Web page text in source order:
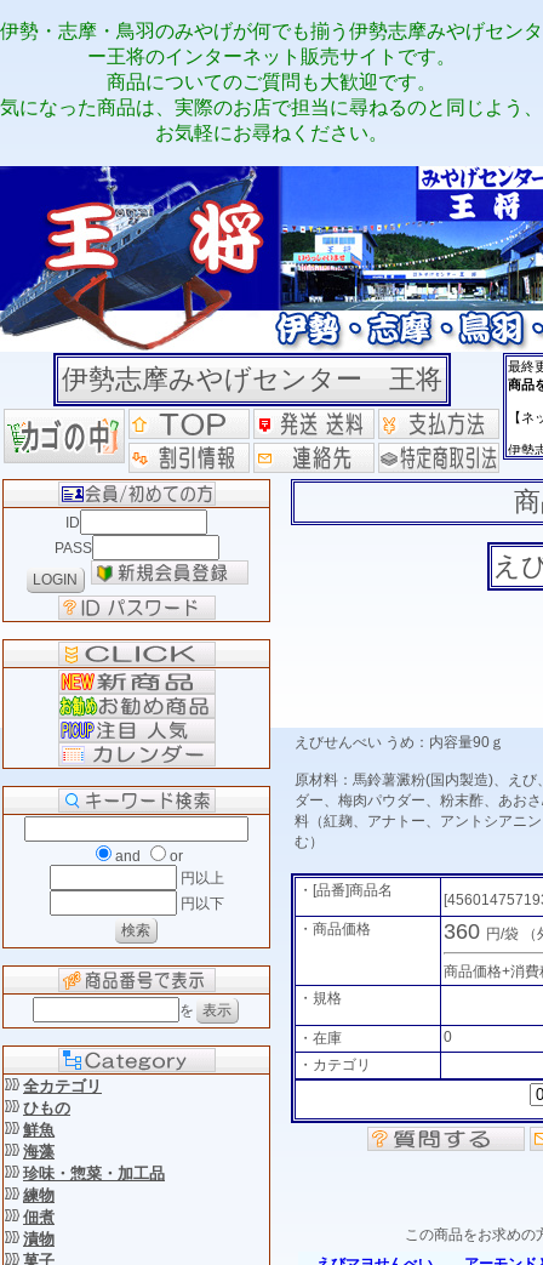
伊勢・志摩・鳥羽のみやげが何でも揃う伊勢志摩みやげセンタ
ー王将のインターネット販売サイトです。
商品についてのご質問も大歓迎です。
気になった商品は、実際のお店で担当に尋ねるのと同じよう、
お気軽にお尋ねください。
伊勢志摩みやげセンター 王将
ID
PASS
and
or
円以上
円以下
を
全カテゴリ
ひもの
鮮魚
海藻
珍味・惣菜・加工品
練物
佃煮
漬物
菓子
え
えびせんべい うめ：内容量90ｇ
原材料：馬鈴薯澱粉(国内製造)、え
ダー、梅肉パウダー、粉末酢、あお
料（紅麹、アナトー、アントシアニ
む）
・[品番]商品名
・商品価格
360 円/袋
商品価格+消
・規格
・在庫
0
・カテゴリ
この商品をお求めの